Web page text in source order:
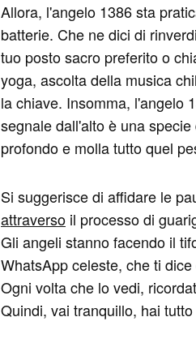
Allora, l'angelo 1386 sta
batterie. Che ne dici di
tuo posto sacro preferito o
yoga, ascolta della musica
la chiave. Insomma, l'angelo
segnale dall'alto è una
profondo e molla tutto quel
Si suggerisce di affidare le
attraverso il processo di
Gli angeli stanno facendo il
WhatsApp celeste, che ti
Ogni volta che lo vedi,
Quindi, vai tranquillo, hai